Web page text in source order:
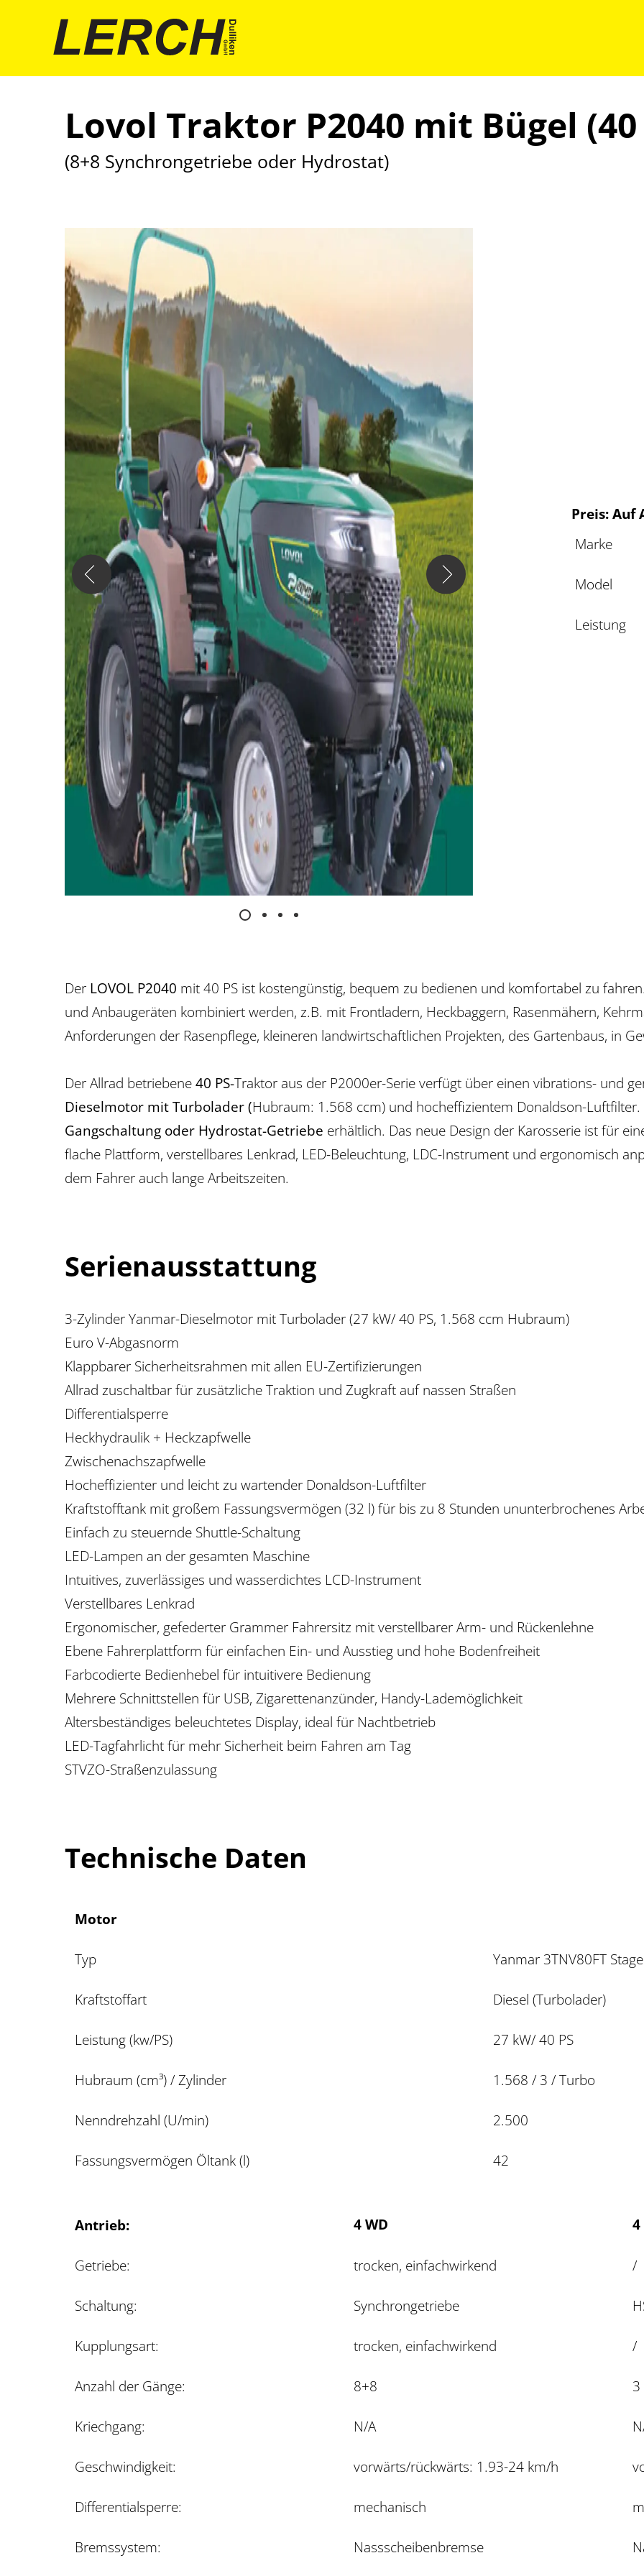
Lovol Traktor P2040 mit Bügel (40
(8+8 Synchrongetriebe oder Hydrostat)
Preis: Auf
Marke
Model
Leistung
Der LOVOL P2040 mit 40 PS ist kostengünstig, bequem zu bedienen und komfortabel zu
und Anbaugeräten kombiniert werden, z.B. mit Frontladern, Heckbaggern, Rasenmähern,
Anforderungen der Rasenpflege, kleineren landwirtschaftlichen Projekten, des Gartenbaus, in
Der Allrad betriebene40 PS-Traktor aus der P2000er-Serie verfügt über einen vibrations- und
Dieselmotor mit Turbolader (Hubraum: 1.568 ccm) und hocheffizientem Donaldson-
Gangschaltung oder Hydrostat-Getriebe erhältlich. Das neue Design der Karosserie ist für
flache Plattform, verstellbares Lenkrad, LED-Beleuchtung, LDC-Instrument und ergonomisch
dem Fahrer auch lange Arbeitszeiten.
Serienausstattung
3-Zylinder Yanmar-Dieselmotor mit Turbolader (27 kW/ 40 PS, 1.568 ccm Hubraum)
Euro V-Abgasnorm
Klappbarer Sicherheitsrahmen mit allen EU-Zertifizierungen
Allrad zuschaltbar für zusätzliche Traktion und Zugkraft auf nassen Straßen
Differentialsperre
Heckhydraulik + Heckzapfwelle
Zwischenachszapfwelle
Hocheffizienter und leicht zu wartender Donaldson-Luftfilter
Kraftstofftank mit großem Fassungsvermögen (32 l) für bis zu 8 Stunden ununterbrochenes
Einfach zu steuernde Shuttle-Schaltung
LED-Lampen an der gesamten Maschine
Intuitives, zuverlässiges und wasserdichtes LCD-Instrument
Verstellbares Lenkrad
Ergonomischer, gefederter Grammer Fahrersitz mit verstellbarer Arm- und Rückenlehne
Ebene Fahrerplattform für einfachen Ein- und Ausstieg und hohe Bodenfreiheit
Farbcodierte Bedienhebel für intuitivere Bedienung
Mehrere Schnittstellen für USB, Zigarettenanzünder, Handy-Lademöglichkeit
Altersbeständiges beleuchtetes Display, ideal für Nachtbetrieb
LED-Tagfahrlicht für mehr Sicherheit beim Fahren am Tag
STVZO-Straßenzulassung
Technische Daten
Motor
Typ Yanmar 3TNV80FT
Kraftstoffart Diesel (Turbolader)
Leistung (kw/PS) 27 kW/ 40 PS
Hubraum (cm³) / Zylinder 1.568 / 3 / Turbo
Nenndrehzahl (U/min) 2.500
Fassungsvermögen Öltank (l) 42
Antrieb: 4 WD 4
Getriebe: trocken, einfachwirkend /
Schaltung: Synchrongetriebe
Kupplungsart: trocken, einfachwirkend /
Anzahl der Gänge: 8+8
Kriechgang: N/A
Geschwindigkeit: vorwärts/rückwärts: 1.93-24 km/h
Differentialsperre: mechanisch
Bremssystem: Nassscheibenbremse